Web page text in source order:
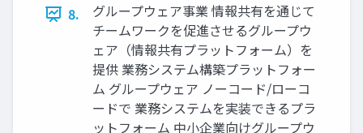
8.
グループウェア事業 情報共有を通じて
チームワークを促進させるグループウ
ェア（情報共有プラットフォーム）を
提供 業務システム構築プラットフォー
ム グループウェア ノーコード/ローコ
ードで 業務システムを実装できるプラ
ットフォーム 中小企業向けグループウ